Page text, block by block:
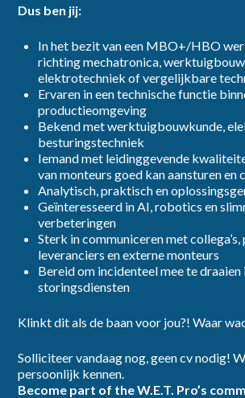
Dus ben jij:
In het bezit van een MBO+/HBO
richting mechatronica,
elektrotechniek of vergelijkbare
Ervaren in een technische functie
productieomgeving
Bekend met werktuigbouwkunde,
besturingstechniek
Iemand met leidinggevende
van monteurs goed kan aansturen en
Analytisch, praktisch en
Geïnteresseerd in AI, robotics en
verbeteringen
Sterk in communiceren met
leveranciers en externe monteurs
Bereid om incidenteel mee te draaien
storingsdiensten
Klinkt dit als de baan voor jou?! Waar
Solliciteer vandaag nog, geen cv nodig!
persoonlijk kennen.
Become part of the W.E.T. Pro’s